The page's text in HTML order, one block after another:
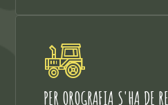
PER OROGRAFIA S'HA DE